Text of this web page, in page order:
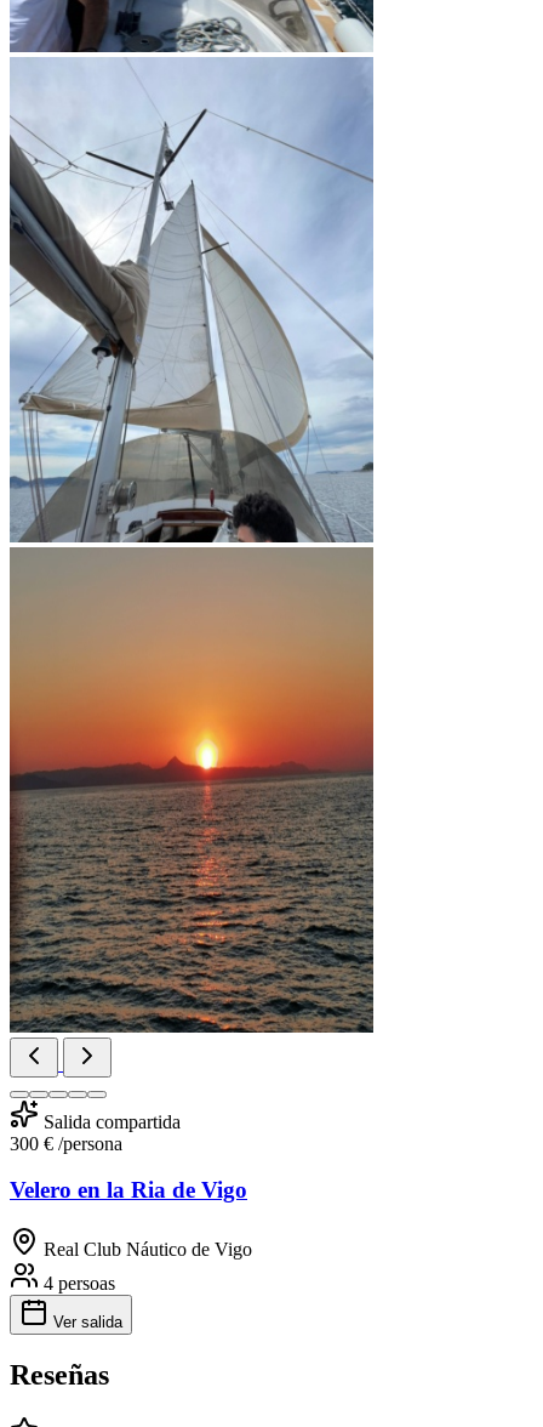
Salida compartida
300 € /persona
Velero en la Ria de Vigo
Real Club Náutico de Vigo
4 persoas
Ver salida
Reseñas